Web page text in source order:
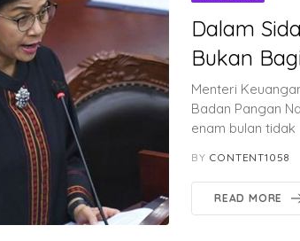
Dalam
Bukan
Menteri
Badan Pangan
enam bulan tidak
BY CONTENT1058
READ MORE